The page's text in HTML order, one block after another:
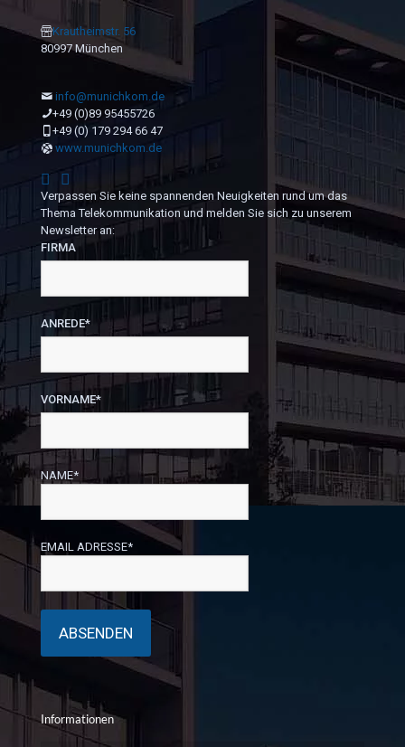
Krautheimstr. 56
80997 München
info@munichkom.de
+49 (0)89 95455726
+49 (0) 179 294 66 47
www.munichkom.de
Verpassen Sie keine spannenden Neuigkeiten rund um das
Thema Telekommunikation und melden Sie sich zu unserem
Newsletter an:
FIRMA
ANREDE*
VORNAME*
NAME*
EMAIL ADRESSE*
Informationen